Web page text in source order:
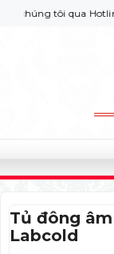
tôi qua Hotline:
Tủ đông
Labcold